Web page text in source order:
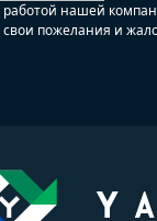
нашей
пожелания и